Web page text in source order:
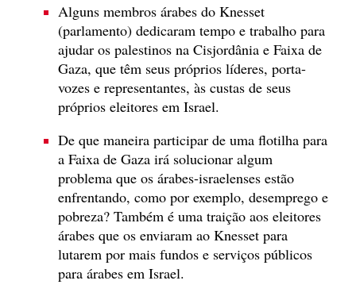
Alguns membros árabes do Knesset
(parlamento) dedicaram tempo e trabalho para
ajudar os palestinos na Cisjordânia e Faixa de
Gaza, que têm seus próprios líderes, porta-
vozes e representantes, às custas de seus
próprios eleitores em Israel.
De que maneira participar de uma flotilha para
a Faixa de Gaza irá solucionar algum
problema que os árabes-israelenses estão
enfrentando, como por exemplo, desemprego e
pobreza? Também é uma traição aos eleitores
árabes que os enviaram ao Knesset para
lutarem por mais fundos e serviços públicos
para árabes em Israel.